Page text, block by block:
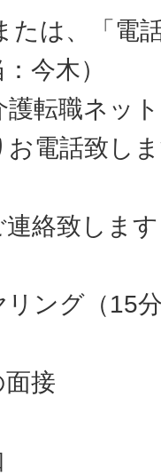
たは、「電
今木）
転職ネッ
お電話致し
連絡致します
リング（15
面接